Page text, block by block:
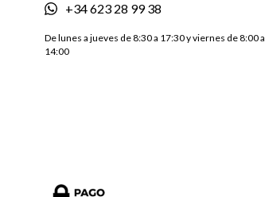
+34 623 28 99 38
De lunes a jueves de 8:30 a 17:30 y viernes de 8:00 a
14:00